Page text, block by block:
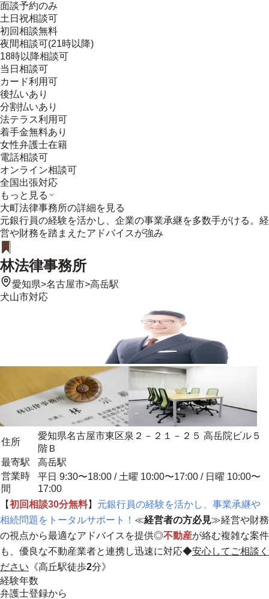
面談予約のみ
土日祝相談可
初回相談無料
夜間相談可(21時以降)
18時以降相談可
当日相談可
カード利用可
後払いあり
分割払いあり
法テラス利用可
着手金無料あり
女性弁護士在籍
電話相談可
オンライン相談可
全国出張対応
もっと見る
大町法律事務所の詳細を見る
元銀行員の経験を活かし、企業の事業承継を多数手がける。経
営や財務を踏まえたアドバイスが強み
林法律事務所
愛知県>名古屋市>高岳駅
犬山市対応
住所
愛知県名古屋市東区泉２－２１－２５ 高岳院ビル５
階Ｂ
最寄駅
高岳駅
営業時
間
平日 9:30〜18:00 / 土曜 10:00〜17:00 / 日曜 10:00〜
17:00
【初回相談30分無料】 元銀行員の経験を活かし、事業承継や
相続問題をトータルサポート！ ≪経営者の方必見≫経営や財務
の視点から最適なアドバイスを提供◎不動産が絡む複雑な案件
も、優良な不動産業者と連携し迅速に対応◆安心してご相談く
ださい 《高丘駅徒歩2分》
経験年数
弁護士登録から